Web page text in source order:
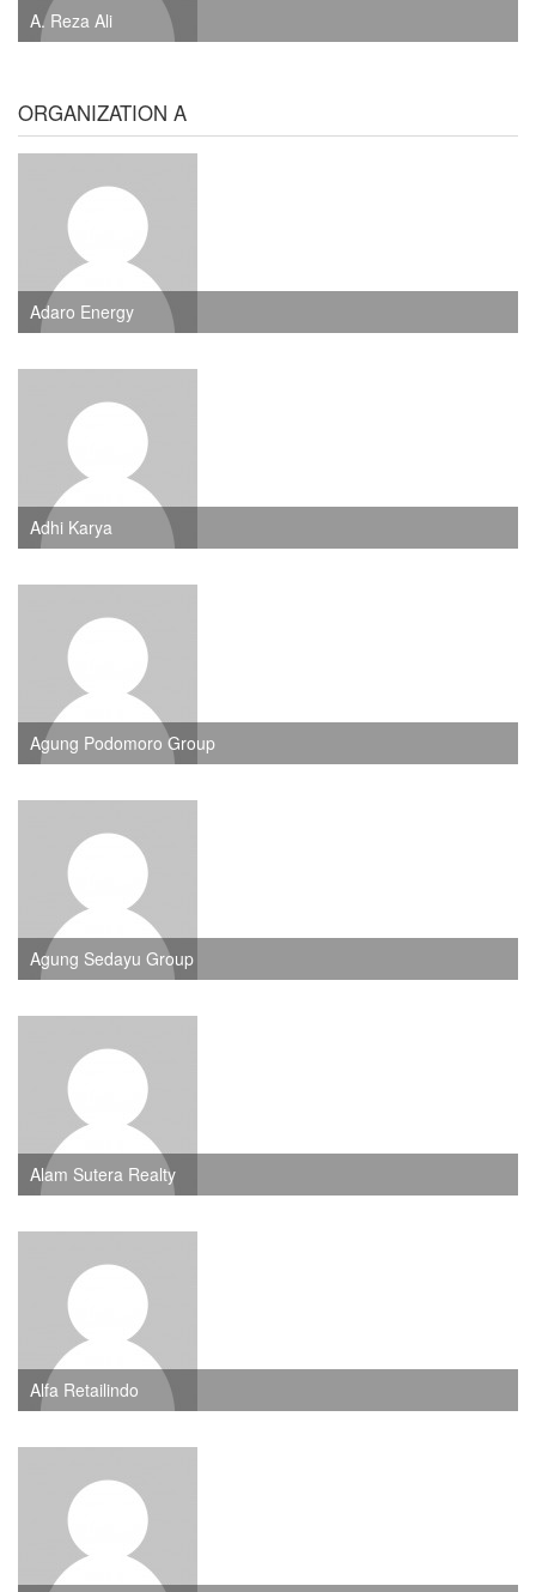
A. Reza Ali
ORGANIZATION A
Adaro Energy
Adhi Karya
Agung Podomoro Group
Agung Sedayu Group
Alam Sutera Realty
Alfa Retailindo